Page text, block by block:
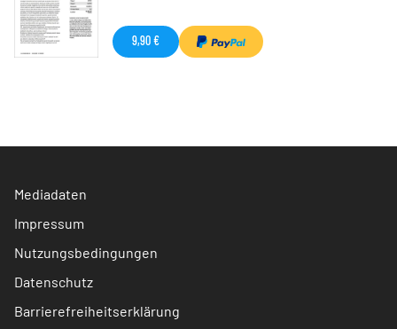
9,90 €
Mediadaten
Impressum
Nutzungsbedingungen
Datenschutz
Barrierefreiheitserklärung